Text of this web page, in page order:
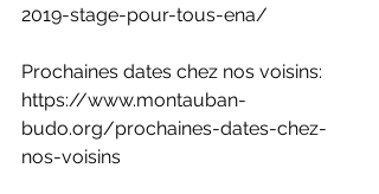
2019-stage-pour-tous-ena/
Prochaines dates chez nos voisins:
https://www.montauban-
budo.org/prochaines-dates-chez-
nos-voisins